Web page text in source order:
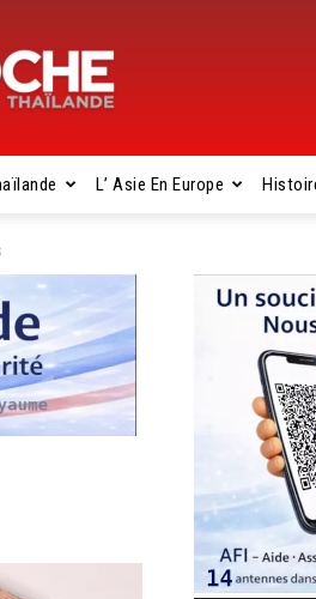
L’ Asie En Europe